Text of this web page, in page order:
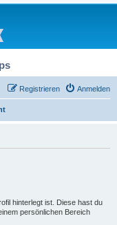
Anmelden
Registrieren
hinterlegt ist. Diese hast du
persönlichen Bereich